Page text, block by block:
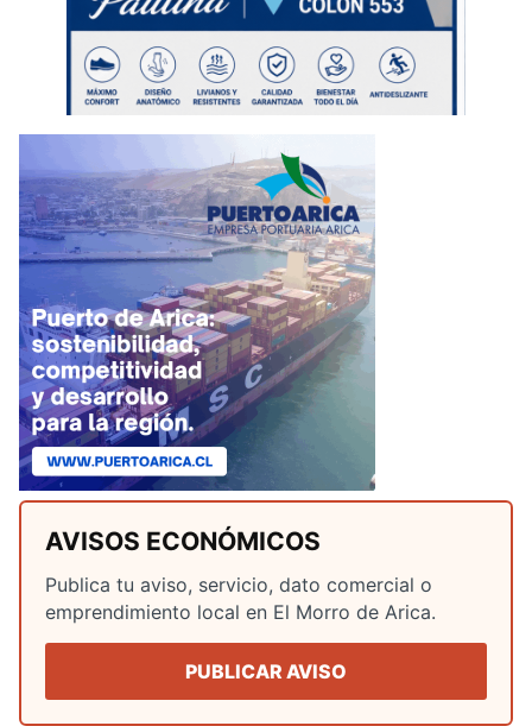
AVISOS ECONÓMICOS
Publica tu aviso, servicio, dato comercial o
emprendimiento local en El Morro de Arica.
PUBLICAR AVISO